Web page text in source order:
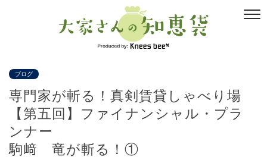
ブログ
専門家が斬る！真剣賃貸しゃべり場
【第五回】ファイナンシャル・プラ
ンナー
駒﨑 竜が斬る！①